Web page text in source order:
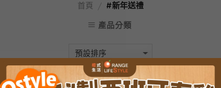
首頁 / #新年送禮
產品分類